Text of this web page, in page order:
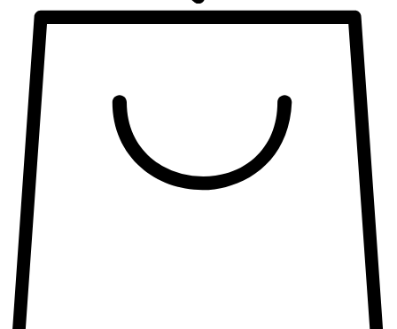
функцией.
Серия
изготавливается
вручную из
бессвинцового
хрусталя. Вся
посуда Riedel
безопасна для
мытья в
посудомоечной
машине.